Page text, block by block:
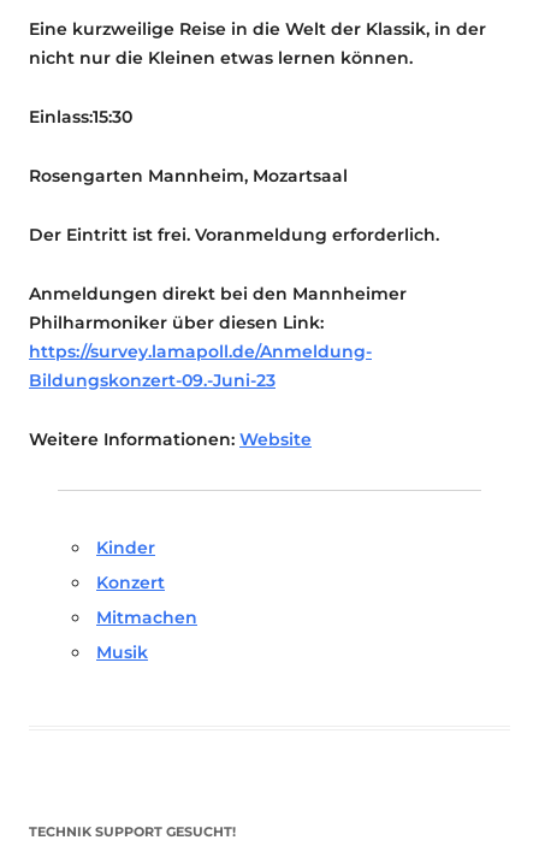
Eine kurzweilige Reise in die Welt der Klassik, in der
nicht nur die Kleinen etwas lernen können.
Einlass:15:30
Rosengarten Mannheim, Mozartsaal
Der Eintritt ist frei. Voranmeldung erforderlich.
Anmeldungen direkt bei den Mannheimer
Philharmoniker über diesen Link:
https://survey.lamapoll.de/Anmeldung-
Bildungskonzert-09.-Juni-23
Weitere Informationen: Website
Kinder
Konzert
Mitmachen
Musik
TECHNIK SUPPORT GESUCHT!